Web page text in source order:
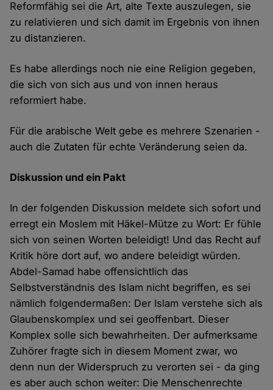
Reformfähig sei die Art, alte Texte auszulegen, sie
zu relativieren und sich damit im Ergebnis von ihnen
zu distanzieren.
Es habe allerdings noch nie eine Religion gegeben,
die sich von sich aus und von innen heraus
reformiert habe.
Für die arabische Welt gebe es mehrere Szenarien -
auch die Zutaten für echte Veränderung seien da.
Diskussion und ein Pakt
In der folgenden Diskussion meldete sich sofort und
erregt ein Moslem mit Häkel-Mütze zu Wort: Er fühle
sich von seinen Worten beleidigt! Und das Recht auf
Kritik höre dort auf, wo andere beleidigt würden.
Abdel-Samad habe offensichtlich das
Selbstverständnis des Islam nicht begriffen, es sei
nämlich folgendermaßen: Der Islam verstehe sich als
Glaubenskomplex und sei geoffenbart. Dieser
Komplex solle sich bewahrheiten. Der aufmerksame
Zuhörer fragte sich in diesem Moment zwar, wo
denn nun der Widerspruch zu verorten sei - da ging
es aber auch schon weiter: Die Menschenrechte